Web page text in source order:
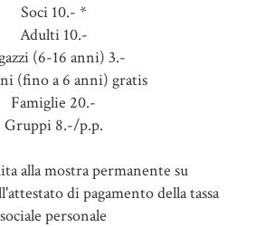
Soci 10.- *
Adulti 10.-
(6-16 anni) 3.-
(fino a 6 anni) gratis
Famiglie 20.-
Gruppi 8.-/p.p.
alla mostra permanente su
di pagamento della tassa
sociale personale